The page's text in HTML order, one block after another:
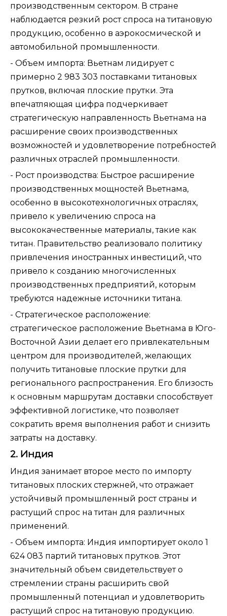
производственным сектором. В стране
наблюдается резкий рост спроса на титановую
продукцию, особенно в аэрокосмической и
автомобильной промышленности.
- Объем импорта: Вьетнам лидирует с
примерно 2 983 303 поставками титановых
прутков, включая плоские прутки. Эта
впечатляющая цифра подчеркивает
стратегическую направленность Вьетнама на
расширение своих производственных
возможностей и удовлетворение потребностей
различных отраслей промышленности.
- Рост производства: Быстрое расширение
производственных мощностей Вьетнама,
особенно в высокотехнологичных отраслях,
привело к увеличению спроса на
высококачественные материалы, такие как
титан. Правительство реализовало политику
привлечения иностранных инвестиций, что
привело к созданию многочисленных
производственных предприятий, которым
требуются надежные источники титана.
- Стратегическое расположение:
стратегическое расположение Вьетнама в Юго-
Восточной Азии делает его привлекательным
центром для производителей, желающих
получить титановые плоские прутки для
регионального распространения. Его близость
к основным маршрутам доставки способствует
эффективной логистике, что позволяет
сократить время выполнения работ и снизить
затраты на доставку.
2. Индия
Индия занимает второе место по импорту
титановых плоских стержней, что отражает
устойчивый промышленный рост страны и
растущий спрос на титан для различных
применений.
- Объем импорта: Индия импортирует около 1
624 083 партий титановых прутков. Этот
значительный объем свидетельствует о
стремлении страны расширить свой
промышленный потенциал и удовлетворить
растущий спрос на титановую продукцию.